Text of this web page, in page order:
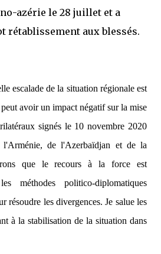
azérie le 28 juillet et a
rétablissement aux blessés.
escalade de la situation régionale est
avoir un impact négatif sur la mise
signés le 10 novembre 2020
l'Arménie, de l'Azerbaïdjan et de la
que le recours à la force est
méthodes politico-diplomatiques
résoudre les divergences. Je salue les
à la stabilisation de la situation dans